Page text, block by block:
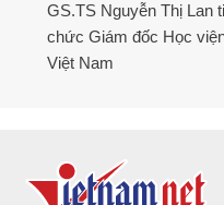
GS.TS Nguyễn Thị Lan
chức Giám đốc Học
Việt Nam